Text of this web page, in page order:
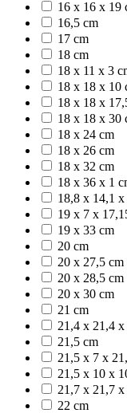
16 x 16 x 19
16,5 cm
17 cm
18 cm
18 x 11 x 3
18 x 18 x 10
18 x 18 x
18 x 18 x 30
18 x 24 cm
18 x 26 cm
18 x 32 cm
18 x 36 x 1
18,8 x 14,1 x
19 x 7 x
19 x 33 cm
20 cm
20 x 27,5 cm
20 x 28,5 cm
20 x 30 cm
21 cm
21,4 x 21,4
21,5 cm
21,5 x 7 x
21,5 x 10 x
21,7 x 21,7
22 cm